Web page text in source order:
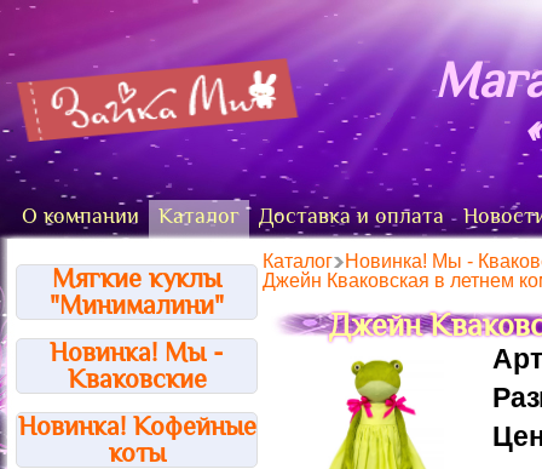
О компании Каталог Доставка и оплата
Мягкие куклы
"Минималини"
Новинка! Мы -
Кваковские
Новинка! Кофейные
коты
Каталог
Новинка! Мы -
Джейн Кваковская в летнем
Джейн